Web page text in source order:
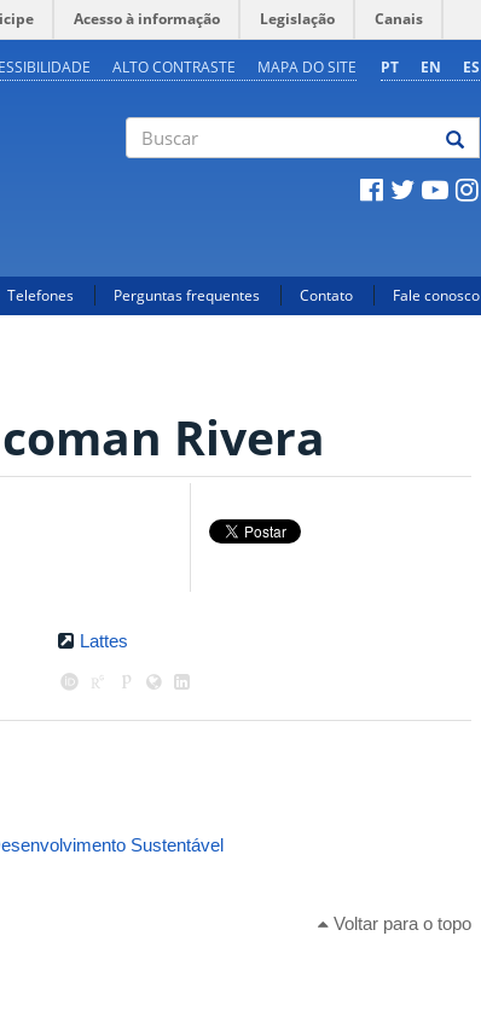
Acesso à informação Legislação Canais
PT EN ES
ALTO CONTRASTE MAPA DO SITE
Telefones Perguntas frequentes Contato Fale conosco
Rivera
Lattes
Sustentável
Voltar para o topo